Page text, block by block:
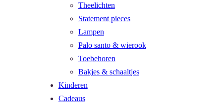
Theelichten
Statement pieces
Lampen
Palo santo & wierook
Toebehoren
Bakjes & schaaltjes
Kinderen
Cadeaus